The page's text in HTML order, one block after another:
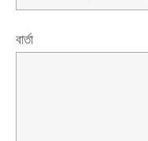
বার্তা